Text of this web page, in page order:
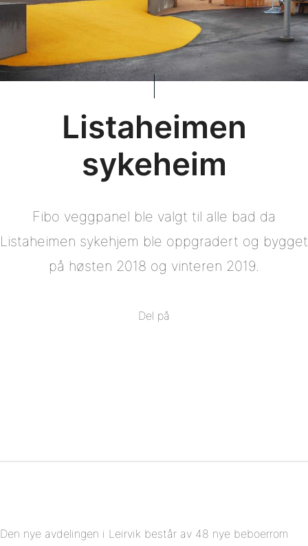
Listaheimen
sykeheim
Fibo veggpanel ble valgt til alle bad da
Listaheimen sykehjem ble oppgradert og bygget
på høsten 2018 og vinteren 2019.
Del på
Den nye avdelingen i Leirvik består av 48 nye beboerrom